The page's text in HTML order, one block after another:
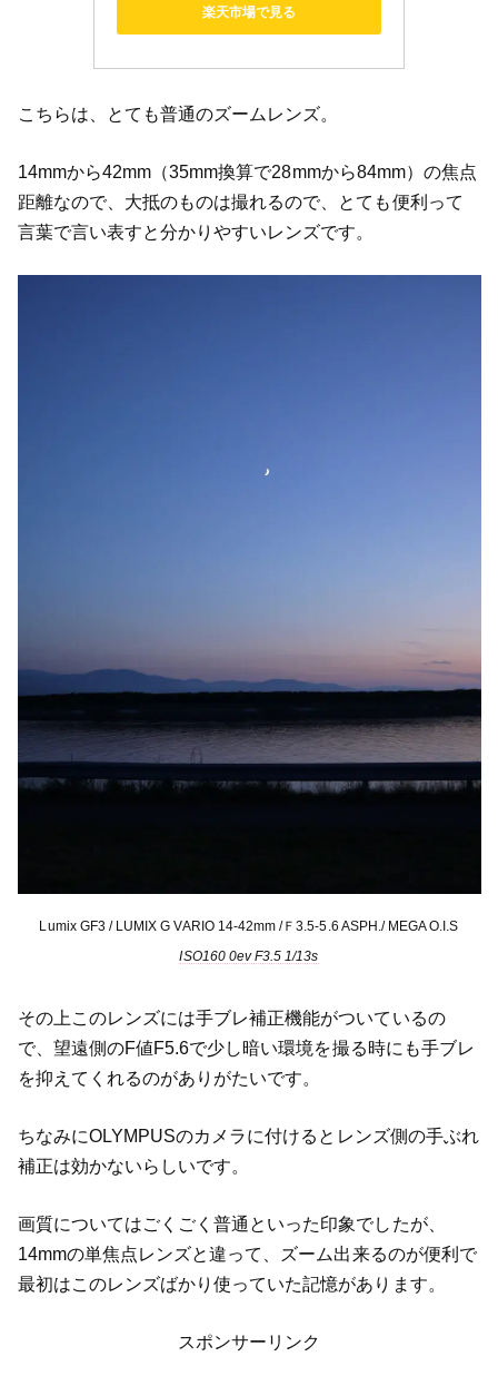
楽天市場で見る
こちらは、とても普通のズームレンズ。
14mmから42mm（35mm換算で28mmから84mm）の焦点
距離なので、大抵のものは撮れるので、とても便利って
言葉で言い表すと分かりやすいレンズです。
Lumix GF3 / LUMIX G VARIO 14-42mm /Ｆ3.5-5.6 ASPH./ MEGA O.I.S
ISO160 0ev F3.5 1/13s
その上このレンズには手ブレ補正機能がついているの
で、望遠側のF値F5.6で少し暗い環境を撮る時にも手ブレ
を抑えてくれるのがありがたいです。
ちなみにOLYMPUSのカメラに付けるとレンズ側の手ぶれ
補正は効かないらしいです。
画質についてはごくごく普通といった印象でしたが、
14mmの単焦点レンズと違って、ズーム出来るのが便利で
最初はこのレンズばかり使っていた記憶があります。
スポンサーリンク